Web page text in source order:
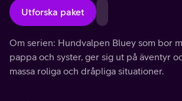
Utforska paket
Om serien: Hundvalpen Bluey som bor
pappa och syster, ger sig ut på äventyr
massa roliga och dråpliga situationer.